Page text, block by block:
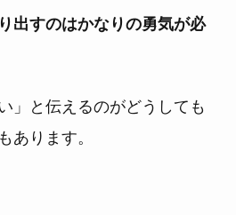
出すのはかなりの勇気が必
」と伝えるのがどうしても
あります。